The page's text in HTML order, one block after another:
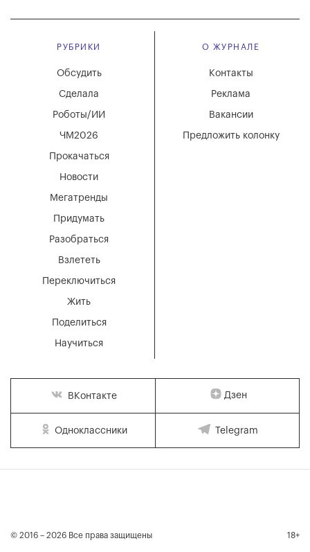
РУБРИКИ
Мегатренды
Придумать
Разобраться
Взлететь
Новости
Переключиться
Жить
Поделиться
Научиться
Обсудить
Сделала
Роботы/ИИ
ЧМ2026
Прокачаться
О ЖУРНАЛЕ
Вакансии
Реклама
Контакты
Предложить колонку
ВКонтакте Дзен
Одноклассники Telegram
© 2016 – 2026 Все права защищены 18+